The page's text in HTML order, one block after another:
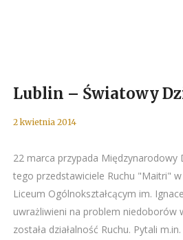
Lublin – Światowy
2 kwietnia 2014
22 marca przypada Międzynarodowy
tego przedstawiciele Ruchu "Maitri"
Liceum Ogólnokształcącym im.
uwrażliwieni na problem niedoborów
została działalność Ruchu. Pytali